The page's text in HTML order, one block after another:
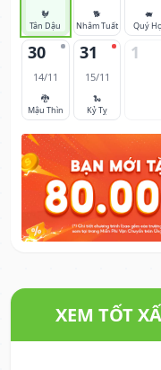
🐓
Tân Dậu
🐕
Nhâm Tuất
🐖
Quý
30
14/11
🐉
Mậu Thìn
31
15/11
🐍
Kỷ Tỵ
1
XEM TỐT